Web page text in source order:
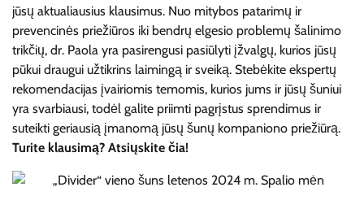
jūsų aktualiausius klausimus. Nuo mitybos patarimų ir
prevencinės priežiūros iki bendrų elgesio problemų šalinimo
trikčių, dr. Paola yra pasirengusi pasiūlyti įžvalgų, kurios jūsų
pūkui draugui užtikrins laimingą ir sveiką. Stebėkite ekspertų
rekomendacijas įvairiomis temomis, kurios jums ir jūsų šuniui
yra svarbiausi, todėl galite priimti pagrįstus sprendimus ir
suteikti geriausią įmanomą jūsų šunų kompaniono priežiūrą.
Turite klausimą? Atsiųskite čia!